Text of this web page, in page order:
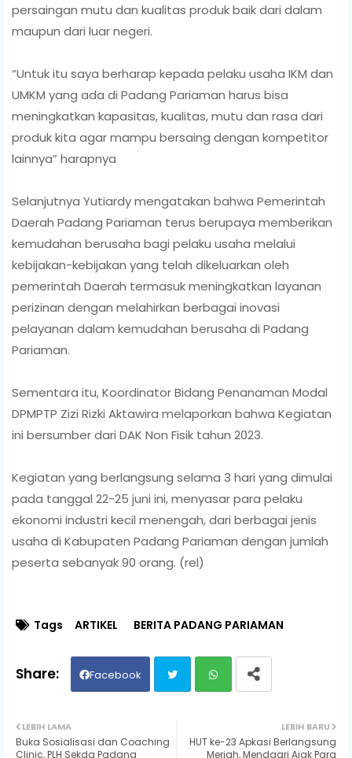
persaingan mutu dan kualitas produk baik dari dalam
maupun dari luar negeri.
“Untuk itu saya berharap kepada pelaku usaha IKM dan
UMKM yang ada di Padang Pariaman harus bisa
meningkatkan kapasitas, kualitas, mutu dan rasa dari
produk kita agar mampu bersaing dengan kompetitor
lainnya” harapnya
Selanjutnya Yutiardy mengatakan bahwa Pemerintah
Daerah Padang Pariaman terus berupaya memberikan
kemudahan berusaha bagi pelaku usaha melalui
kebijakan-kebijakan yang telah dikeluarkan oleh
pemerintah Daerah termasuk meningkatkan layanan
perizinan dengan melahirkan berbagai inovasi
pelayanan dalam kemudahan berusaha di Padang
Pariaman.
Sementara itu, Koordinator Bidang Penanaman Modal
DPMPTP Zizi Rizki Aktawira melaporkan bahwa Kegiatan
ini bersumber dari DAK Non Fisik tahun 2023.
Kegiatan yang berlangsung selama 3 hari yang dimulai
pada tanggal 22-25 juni ini, menyasar para pelaku
ekonomi industri kecil menengah, dari berbagai jenis
usaha di Kabupaten Padang Pariaman dengan jumlah
peserta sebanyak 90 orang. (rel)
Tags ARTIKEL BERITA PADANG PARIAMAN
Facebook
ter ats
LEBIH BARU
HUT ke-23 Apkasi Berlangsung
Meriah, Mendagri Ajak Para
LEBIH LAMA
Buka Sosialisasi dan Coaching
Clinic, PLH Sekda Padang